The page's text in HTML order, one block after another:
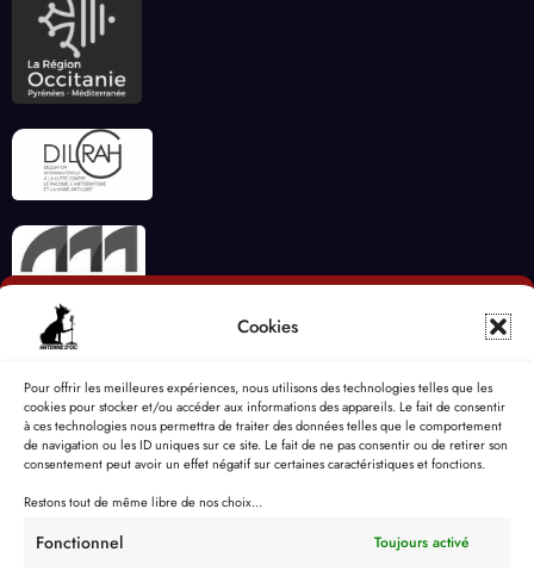
Cookies
Pour offrir les meilleures expériences, nous utilisons des technologies telles que les
cookies pour stocker et/ou accéder aux informations des appareils. Le fait de consentir
à ces technologies nous permettra de traiter des données telles que le comportement
de navigation ou les ID uniques sur ce site. Le fait de ne pas consentir ou de retirer son
consentement peut avoir un effet négatif sur certaines caractéristiques et fonctions.
Restons tout de même libre de nos choix...
Fonctionnel Toujours activé